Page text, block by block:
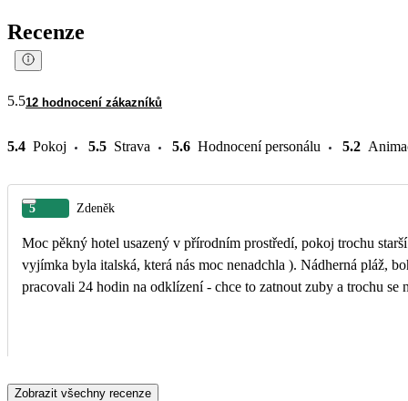
Recenze
5.512 hodnocení zákazníků
5.4 Pokoj 5.5 Strava 5.6 Hodnocení personálu 5.2
5 Zdeněk
Moc pěkný hotel usazený v přírodním prostředí, pokoj trochu
vyjímka byla italská, která nás moc nenadchla ). Nádherná pláž,
pracovali 24 hodin na odklízení - chce to zatnout zuby a trochu
Zobrazit všechny recenze